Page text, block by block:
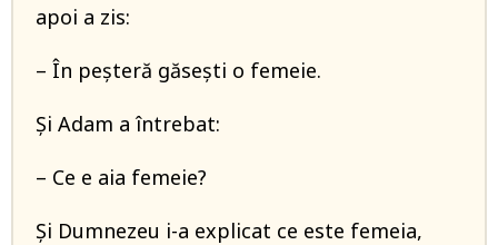
apoi a zis:
– În peșteră găsești o femeie.
Și Adam a întrebat:
– Ce e aia femeie?
Și Dumnezeu i-a explicat ce este femeia,